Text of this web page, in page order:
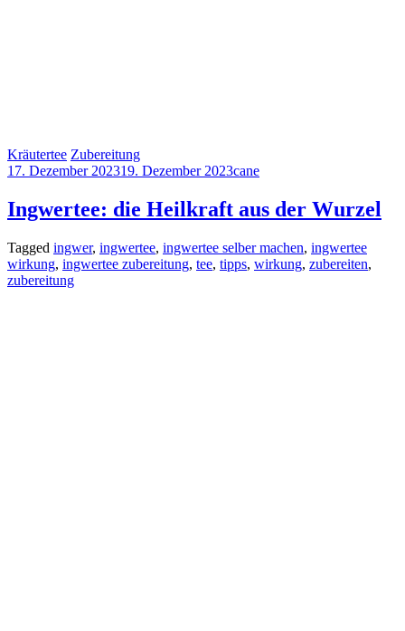
Kräutertee Zubereitung
17. Dezember 202319. Dezember 2023cane
Ingwertee: die Heilkraft aus der Wurzel
Tagged ingwer, ingwertee, ingwertee selber machen, ingwertee
wirkung, ingwertee zubereitung, tee, tipps, wirkung, zubereiten,
zubereitung